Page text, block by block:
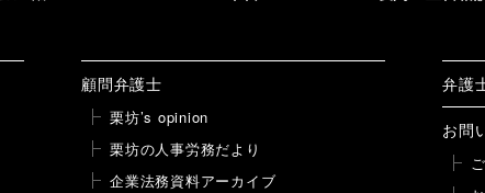
顧問弁護士
栗坊’s opinion
栗坊の人事労務だより
企業法務資料アーカイブ
弁護
お問